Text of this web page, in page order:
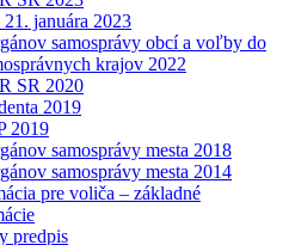
januára 2023
samosprávy obcí a voľby do
krajov 2022
SR 2020
2019
2019
samosprávy mesta 2018
samosprávy mesta 2014
pre voliča – základné
predpis